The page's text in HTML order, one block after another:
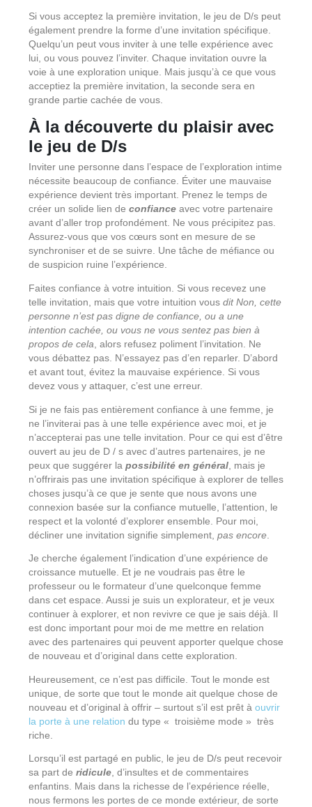
Si vous acceptez la première invitation, le jeu de D/s peut
également prendre la forme d’une invitation spécifique.
Quelqu’un peut vous inviter à une telle expérience avec
lui, ou vous pouvez l’inviter. Chaque invitation ouvre la
voie à une exploration unique. Mais jusqu’à ce que vous
acceptiez la première invitation, la seconde sera en
grande partie cachée de vous.
À la découverte du plaisir avec
le jeu de D/s
Inviter une personne dans l’espace de l’exploration intime
nécessite beaucoup de confiance. Éviter une mauvaise
expérience devient très important. Prenez le temps de
créer un solide lien de confiance avec votre partenaire
avant d’aller trop profondément. Ne vous précipitez pas.
Assurez-vous que vos cœurs sont en mesure de se
synchroniser et de se suivre. Une tâche de méfiance ou
de suspicion ruine l’expérience.
Faites confiance à votre intuition. Si vous recevez une
telle invitation, mais que votre intuition vous dit Non, cette
personne n’est pas digne de confiance, ou a une
intention cachée, ou vous ne vous sentez pas bien à
propos de cela , alors refusez poliment l’invitation. Ne
vous débattez pas. N’essayez pas d’en reparler. D’abord
et avant tout, évitez la mauvaise expérience. Si vous
devez vous y attaquer, c’est une erreur.
Si je ne fais pas entièrement confiance à une femme, je
ne l’inviterai pas à une telle expérience avec moi, et je
n’accepterai pas une telle invitation. Pour ce qui est d’être
ouvert au jeu de D / s avec d’autres partenaires, je ne
peux que suggérer la possibilité en général, mais je
n’offrirais pas une invitation spécifique à explorer de telles
choses jusqu’à ce que je sente que nous avons une
connexion basée sur la confiance mutuelle, l’attention, le
respect et la volonté d’explorer ensemble. Pour moi,
décliner une invitation signifie simplement, pas encore.
Je cherche également l’indication d’une expérience de
croissance mutuelle. Et je ne voudrais pas être le
professeur ou le formateur d’une quelconque femme
dans cet espace. Aussi je suis un explorateur, et je veux
continuer à explorer, et non revivre ce que je sais déjà. Il
est donc important pour moi de me mettre en relation
avec des partenaires qui peuvent apporter quelque chose
de nouveau et d’original dans cette exploration.
Heureusement, ce n’est pas difficile. Tout le monde est
unique, de sorte que tout le monde ait quelque chose de
nouveau et d’original à offrir – surtout s’il est prêt à ouvrir
la porte à une relation du type « troisième mode » très
riche.
Lorsqu’il est partagé en public, le jeu de D/s peut recevoir
sa part de ridicule, d’insultes et de commentaires
enfantins. Mais dans la richesse de l’expérience réelle,
nous fermons les portes de ce monde extérieur, de sorte